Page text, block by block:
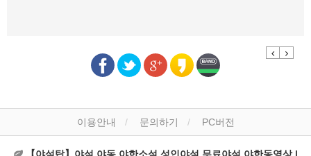
Previous
Next
이용안내 문의하기 PC버전
【야설탑】야설,야동,야한소설,성인야설,무료야설,야한동영상 |